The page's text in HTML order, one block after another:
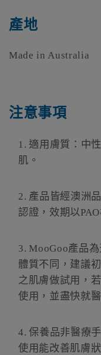
產地
Made in Australia
注意事項
1. 適用膚質：中
肌。
2. 產品皆經澳洲
認證，效期以PAO
3. MooGoo產品
體質不同，建議
之肌膚做試用，
使用，並盡快就醫
4. 保養品非醫療
使用能改善肌膚狀